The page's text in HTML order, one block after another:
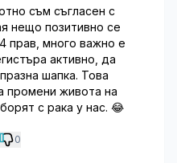
съм съгласен с
нещо позитивно се
прав, много важно е
активно, да
шапка. Това
промени живота на
с рака у нас. 😂
0